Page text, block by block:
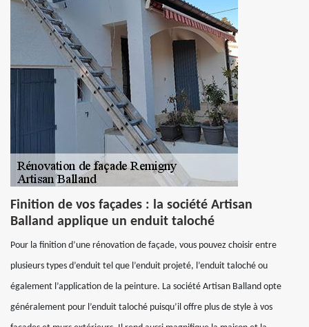
Finition de vos façades : la société Artisan
Balland applique un enduit taloché
Pour la finition d’une rénovation de façade, vous pouvez choisir entre
plusieurs types d’enduit tel que l’enduit projeté, l’enduit taloché ou
également l’application de la peinture. La société Artisan Balland opte
généralement pour l’enduit taloché puisqu’il offre plus de style à vos